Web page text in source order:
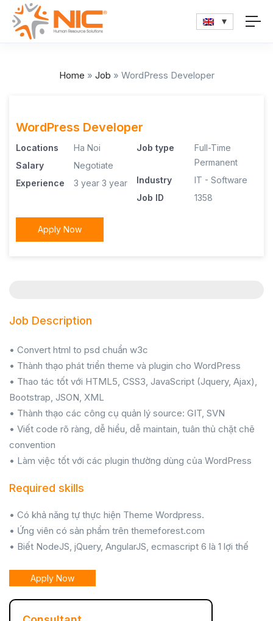
Home » Job » WordPress Developer
WordPress Developer
Locations
Ha Noi
Salary
Negotiate
Experience
3 year 3 year
Job type
Full-Time
Permanent
Industry
IT - Software
Job ID
1358
Apply Now
Job Description
• Convert html to psd chuẩn w3c
• Thành thạo phát triển theme và plugin cho WordPress
• Thao tác tốt với HTML5, CSS3, JavaScript (Jquery, Ajax),
Bootstrap, JSON, XML
• Thành thạo các công cụ quản lý source: GIT, SVN
• Viết code rõ ràng, dễ hiểu, dễ maintain, tuân thủ chặt chẽ
convention
• Làm việc tốt với các plugin thường dùng của WordPress
Required skills
• Có khả năng tự thực hiện Theme Wordpress.
• Ứng viên có sản phẩm trên themeforest.com
• Biết NodeJS, jQuery, AngularJS, ecmascript 6 là 1 lợi thế
Apply Now